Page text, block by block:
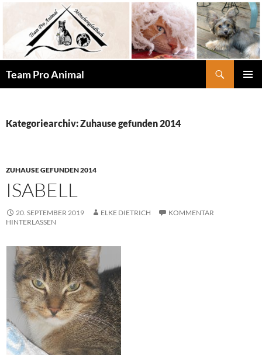
springen
Team Pro Animal
Kategoriearchiv: Zuhause gefunden 2014
ZUHAUSE GEFUNDEN 2014
ISABELL
20. SEPTEMBER 2019 ELKE DIETRICH
KOMMENTAR
HINTERLASSEN